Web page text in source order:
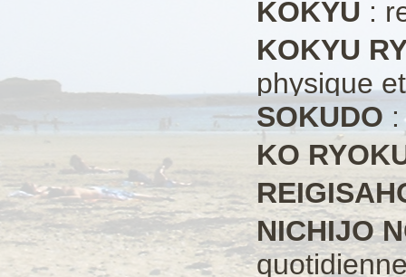
KOKYU :
KOKYU
physique
SOKUDO
KO
NICHIJO